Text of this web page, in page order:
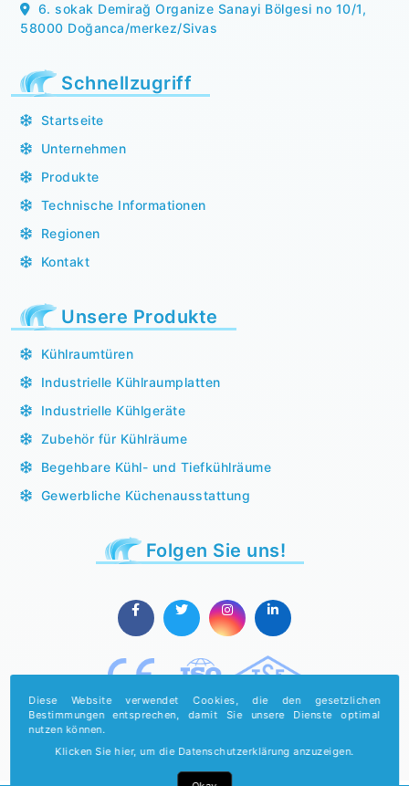
6. sokak Demirağ Organize Sanayi Bölgesi no 10/1,
58000 Doğanca/merkez/Sivas
Schnellzugriff
Startseite
Unternehmen
Produkte
Technische Informationen
Regionen
Kontakt
Unsere Produkte
Kühlraumtüren
Industrielle Kühlraumplatten
Industrielle Kühlgeräte
Zubehör für Kühlräume
Begehbare Kühl- und Tiefkühlräume
Gewerbliche Küchenausstattung
Folgen Sie uns!
Diese Website verwendet Cookies, die den gesetzlichen
Bestimmungen entsprechen, damit Sie unsere Dienste optimal
nutzen können.
Klicken Sie hier, um die Datenschutzerklärung anzuzeigen.